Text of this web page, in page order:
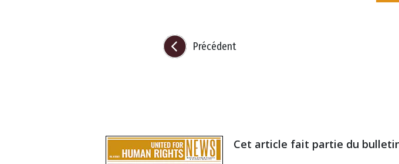
Précédent
Cet article fait partie du